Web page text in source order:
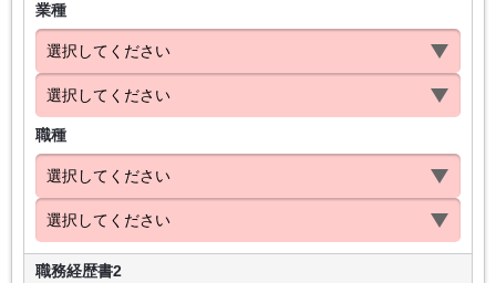
業種
職種
職務経歴書2